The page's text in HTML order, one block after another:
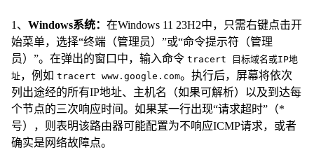
1、 Windows系统： 在Windows 11 23H2中，只需右键点击开
始菜单，选择“终端（管理员）”或“命令提示符（管理
员）”。在弹出的窗口中，输入命令 tracert 目标域名或IP地
址，例如 tracert www.google.com。执行后，屏幕将依次
列出途经的所有IP地址、主机名（如果可解析）以及到达每
个节点的三次响应时间。如果某一行出现“请求超时”（*
号），则表明该路由器可能配置为不响应ICMP请求，或者
确实是网络故障点。